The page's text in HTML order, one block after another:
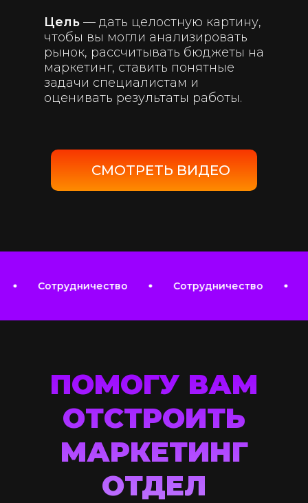
Цель — дать целостную картину,
чтобы вы могли анализировать
рынок, рассчитывать бюджеты на
маркетинг, ставить понятные
задачи специалистам и
оценивать результаты работы.
СМОТРЕТЬ ВИДЕО
Сотрудничество Сотрудничество
ПОМОГУ ВАМ
ОТСТРОИТЬ
МАРКЕТИНГ
ОТДЕЛ